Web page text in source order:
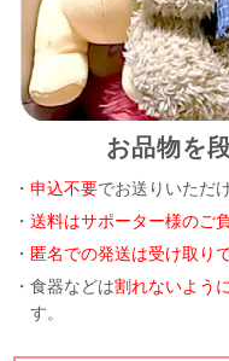
お品物を
・申込不要でお送りいただ
・送料はサポーター様のご
・ 匿名での発送は受け取り
・食器などは割れないよう
す。